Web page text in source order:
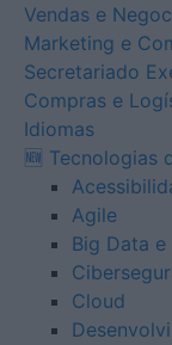
Vendas e
Marketing e
Secretariado
Compras e
Idiomas
🆕 Tecnologias
Agile
Big Data
Cloud